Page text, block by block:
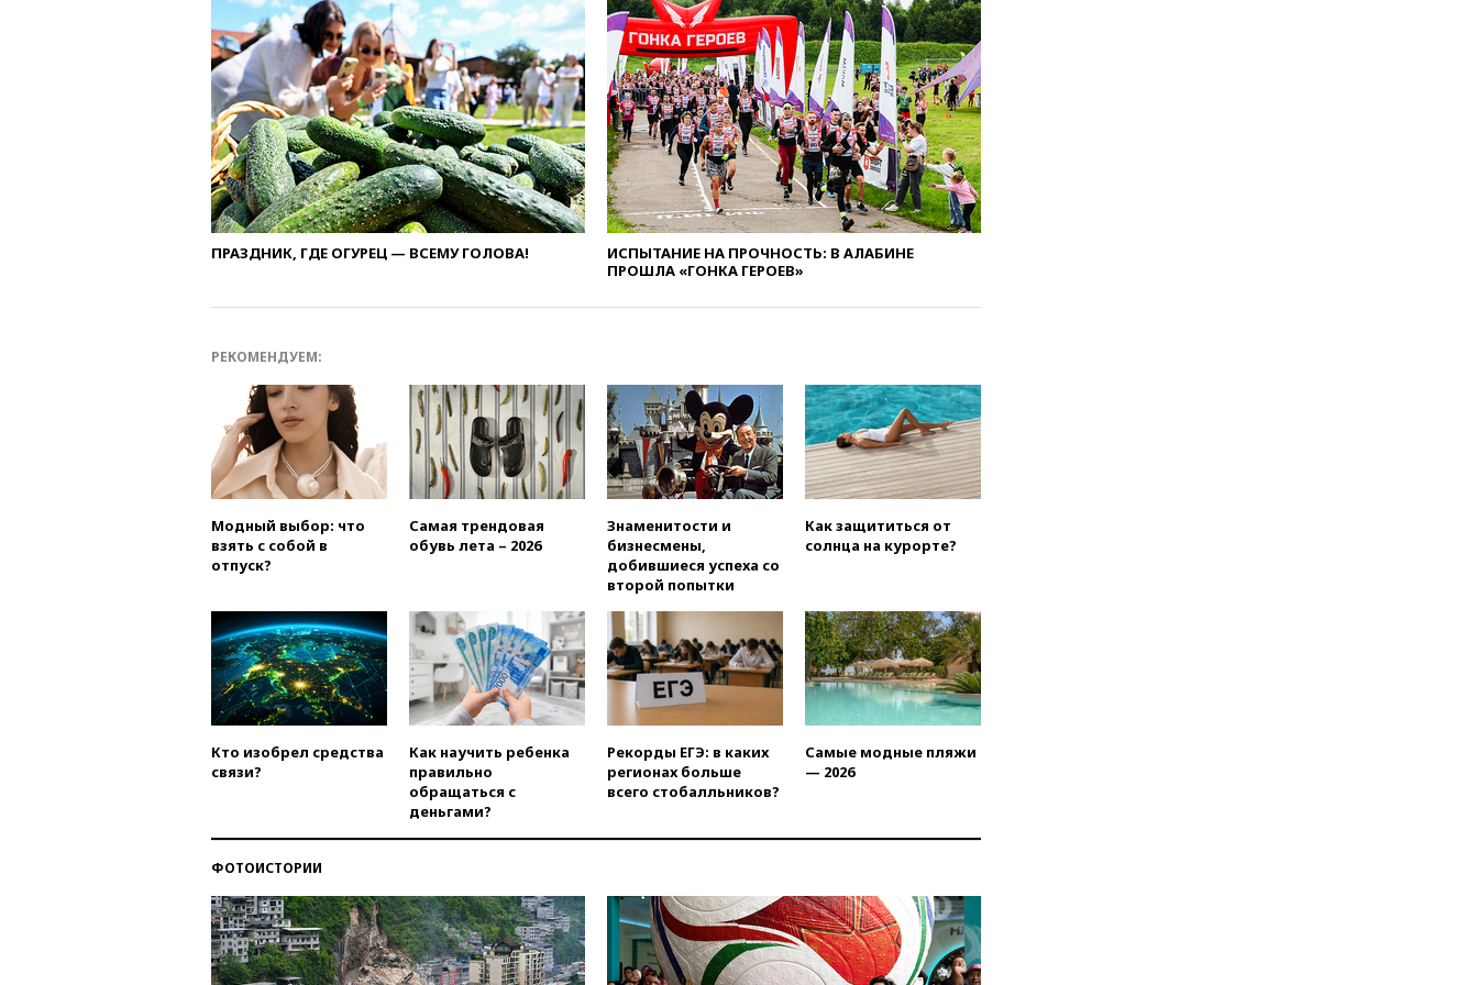
вчера, 22:35Винисиус
продлил контракт с «Реалом»
до 2032 года
вчера, 22:28Отказаться от
российского гражданства
станет значительно дороже
вчера, 22:20Путин назвал 76-ю
гвардейскую десантно-
штурмовую дивизию
легендарной
вчера, 22:15
добропольском направлении
РФ американский Human
Rights Foundation
вчера, 21:35«Аэрофлот»
отменяет часть рейсов в Сочи
и Геленджик
выиграл золото чемпионата
Европы в прыжках с 10-
метровой вышки
обращений о прекращении
концессии строительства ж/д
в Армении
вчера, 21:00В России вновь
обсуждают эксперимент по
вчера, 20:45Матвиенко:
россиянам могут
беспилотник над Россией
вчера, 20:27Ямпольская
призвала оптимизировать
олимпиады для поступления в
ПРАЗДНИК, ГДЕ ОГУРЕЦ — ВСЕМУ ГОЛОВА!
ИСПЫТАНИЕ НА ПРОЧНОСТЬ: В АЛАБИНЕ
ПРОШЛА «ГОНКА ГЕРОЕВ»
РЕКОМЕНДУЕМ:
Модный выбор: что
взять с собой в
отпуск?
Самая трендовая
обувь лета – 2026
Знаменитости и
бизнесмены,
добившиеся успеха со
второй попытки
Как защититься от
солнца на курорте?
Кто изобрел средства
связи?
Как научить ребенка
правильно
обращаться с
деньгами?
Рекорды ЕГЭ: в каких
регионах больше
всего стобалльников?
Самые модные пляжи
— 2026
ФОТОИСТОРИИ